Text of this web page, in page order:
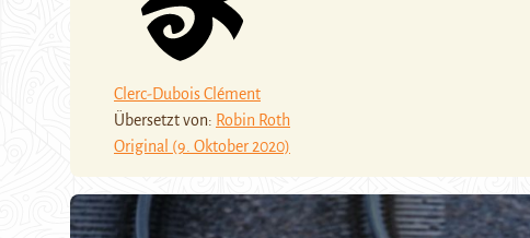
Clerc-Dubois Clément
Übersetzt von: Robin Roth
Original (9. Oktober 2020)